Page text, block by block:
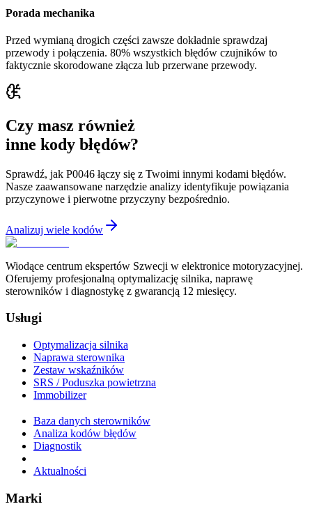
Porada mechanika
Przed wymianą drogich części zawsze dokładnie sprawdzaj
przewody i połączenia. 80% wszystkich błędów czujników to
faktycznie skorodowane złącza lub przerwane przewody.
Czy masz również
inne kody błędów?
Sprawdź, jak P0046 łączy się z Twoimi innymi kodami błędów.
Nasze zaawansowane narzędzie analizy identyfikuje powiązania
przyczynowe i pierwotne przyczyny bezpośrednio.
Analizuj wiele kodów
Wiodące centrum ekspertów Szwecji w elektronice motoryzacyjnej.
Oferujemy profesjonalną optymalizację silnika, naprawę
sterowników i diagnostykę z gwarancją 12 miesięcy.
Usługi
Optymalizacja silnika
Naprawa sterownika
Zestaw wskaźników
SRS / Poduszka powietrzna
Immobilizer
Baza danych sterowników
Analiza kodów błędów
Diagnostik
Aktualności
Marki